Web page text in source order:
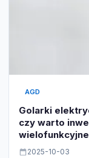
AGD
Golarki
czy warto
wielofunkcyjne
2025-10-03